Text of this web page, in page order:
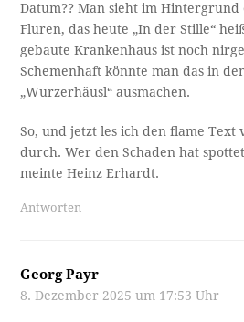
Datum?? Man sieht im
Fluren, das heute „In der Stille“
gebaute Krankenhaus ist noch
Schemenhaft könnte man das in
„Wurzerhäusl“ ausmachen.
So, und jetzt les ich den flame Text
durch. Wer den Schaden hat
meinte Heinz Erhardt.
Antworten
Georg Payr
8. Dezember 2025 um 17:53 Uhr